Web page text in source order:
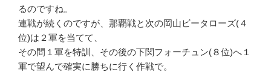
るのですね。
連戦が続くのですが、那覇戦と次の岡山ビータローズ(４
位)は２軍を当てて、
その間１軍を特訓、その後の下関フォーチュン(８位)へ１
軍で望んで確実に勝ちに行く作戦で。